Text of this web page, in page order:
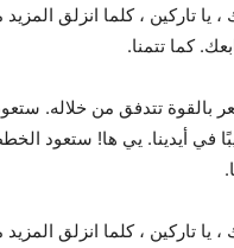
تاركين ، كلما انزلق
كما تتمنا.
بالقوة تتدفق من خلاله.
في أيدينا. يي ها! ستعود
تاركين ، كلما انزلق